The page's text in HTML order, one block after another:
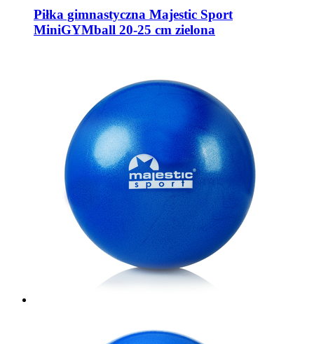
Piłka gimnastyczna Majestic Sport
MiniGYMball 20-25 cm zielona